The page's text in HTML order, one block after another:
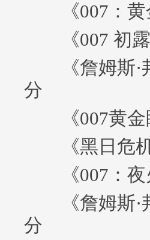
《007：黄
《007 初露
《詹姆斯·
分
《007黄金
《黑日危机
《007：夜
《詹姆斯·
分